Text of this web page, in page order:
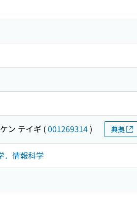
ン テイギ (001269314) 典拠
．情報科学